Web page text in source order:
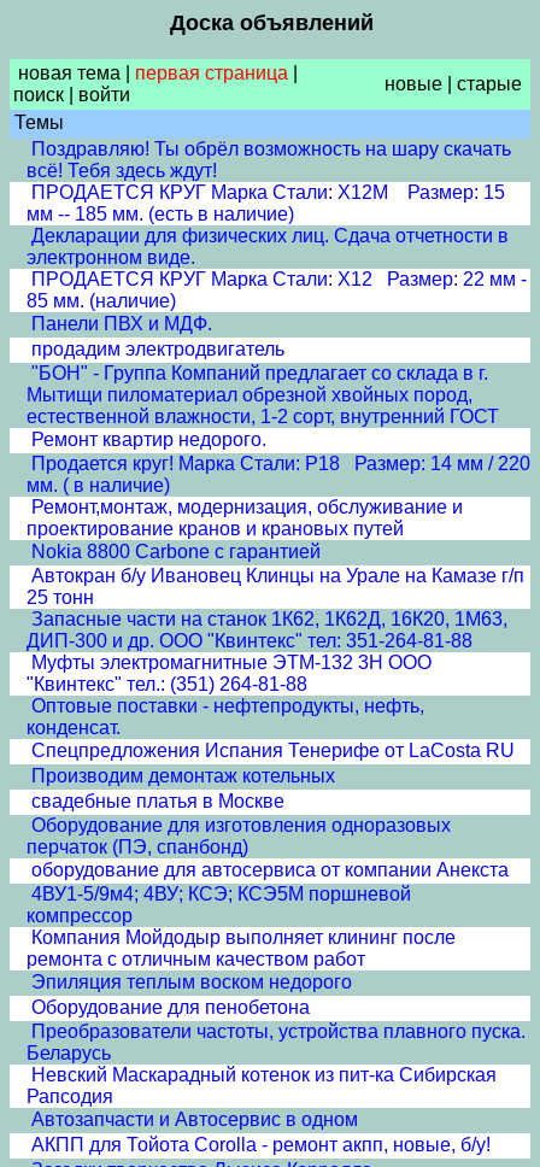
Доска объявлений
новая тема первая страница
поиск
войти
новые
старые
Темы
Поздравляю! Ты обрёл возможность на шару скачать
всё! Тебя здесь ждут!
ПРОДАЕТСЯ КРУГ Марка Стали: Х12М Размер: 15
мм -- 185 мм. (есть в наличие)
Декларации для физических лиц. Сдача отчетности в
электронном виде.
ПРОДАЕТСЯ КРУГ Марка Стали: Х12 Размер: 22 мм -
85 мм. (наличие)
Панели ПВХ и МДФ.
продадим электродвигатель
"БОН" - Группа Компаний предлагает со склада в г.
Мытищи пиломатериал обрезной хвойных пород,
естественной влажности, 1-2 сорт, внутренний ГОСТ
Ремонт квартир недорого.
Продается круг! Марка Стали: Р18 Размер: 14 мм / 220
мм. ( в наличие)
Ремонт,монтаж, модернизация, обслуживание и
проектирование кранов и крановых путей
Nokia 8800 Carbone с гарантией
Автокран б/у Ивановец Клинцы на Урале на Камазе г/п
25 тонн
Запасные части на станок 1К62, 1К62Д, 16К20, 1М63,
ДИП-300 и др. ООО "Квинтекс" тел: 351-264-81-88
Муфты электромагнитные ЭТМ-132 3Н ООО
"Квинтекс" тел.: (351) 264-81-88
Оптовые поставки - нефтепродукты, нефть,
конденсат.
Спецпредложения Испания Тенерифе от LaCosta RU
Производим демонтаж котельных
свадебные платья в Москве
Оборудование для изготовления одноразовых
перчаток (ПЭ, спанбонд)
оборудование для автосервиса от компании Анекста
4ВУ1-5/9м4; 4ВУ; КСЭ; КСЭ5М поршневой
компрессор
Компания Мойдодыр выполняет клининг после
ремонта с отличным качеством работ
Эпиляция теплым воском недорого
Оборудование для пенобетона
Преобразователи частоты, устройства плавного пуска.
Беларусь
Невский Маскарадный котенок из пит-ка Сибирская
Рапсодия
Автозапчасти и Автосервис в одном
АКПП для Тойота Corolla - ремонт акпп, новые, б/у!